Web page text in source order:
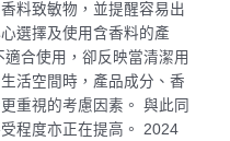
料致敏物，並提醒容易出
選擇及使用含香料的產
合使用，卻反映當清潔用
活空間時，產品成分、香
重視的考慮因素。 與此同
程度亦正在提高。 2024